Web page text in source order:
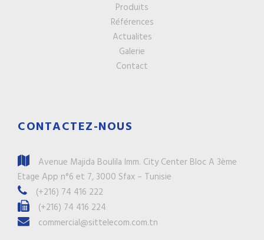
Produits
Références
Actualites
Galerie
Contact
CONTACTEZ-NOUS
Avenue Majida Boulila Imm. City Center Bloc A 3ème
Etage App n°6 et 7, 3000 Sfax – Tunisie
(+216) 74 416 222
(+216) 74 416 224
commercial@sittelecom.com.tn